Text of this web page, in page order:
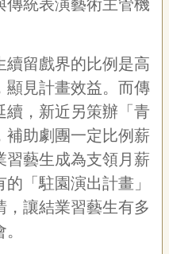
傳統表演藝術主管機
續留戲界的比例是高
顯見計畫效益。而傳
續，新近另策辦「青
補助劇團一定比例薪
習藝生成為支領月薪
「駐園演出計畫」
，讓結業習藝生有多